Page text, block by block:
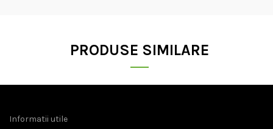
PRODUSE SIMILARE
Informatii utile